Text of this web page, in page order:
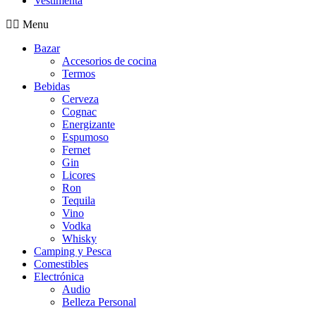
Menu
Bazar
Accesorios de cocina
Termos
Bebidas
Cerveza
Cognac
Energizante
Espumoso
Fernet
Gin
Licores
Ron
Tequila
Vino
Vodka
Whisky
Camping y Pesca
Comestibles
Electrónica
Audio
Belleza Personal